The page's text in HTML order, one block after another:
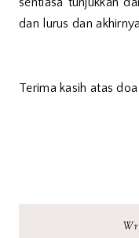
dan lurus dan
Terima kasih atas